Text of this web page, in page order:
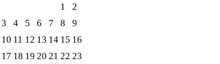
1
2
3
4 5 6 7 8
9
10 11 12 13 14 15 16
17 18 19 20 21 22 23